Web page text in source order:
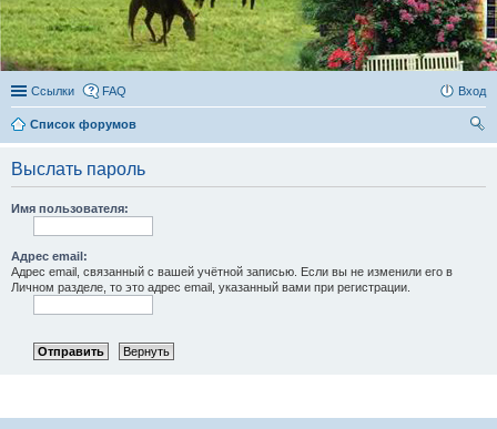
Ссылки FAQ Вход
Список форумов
Выслать пароль
Имя пользователя:
Адрес email:
Адрес email, связанный с вашей учётной записью. Если вы не изменили его в
Личном разделе, то это адрес email, указанный вами при регистрации.